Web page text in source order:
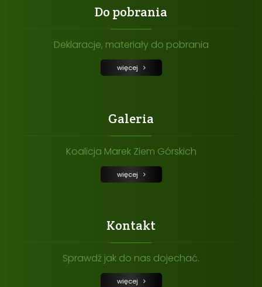
Do pobrania
Deklaracje, materiały do pobrania
więcej
Galeria
Koalicja Marek Ziem Górskich
więcej
Kontakt
Sprawdź jak do nas dojechać.
więcej